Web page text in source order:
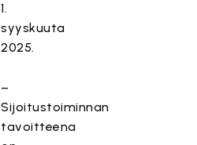
1.
syyskuuta
2025.
–
Sijoitustoiminnan
tavoitteena